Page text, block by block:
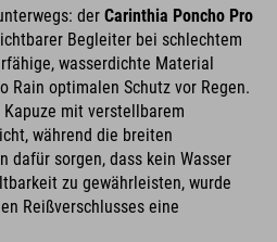
der Carinthia Poncho Pro
Begleiter bei schlechtem
wasserdichte Material
Rain optimalen Schutz vor Regen.
mit verstellbarem
während die breiten
dafür sorgen, dass kein Wasser
zu gewährleisten, wurde
Reißverschlusses eine